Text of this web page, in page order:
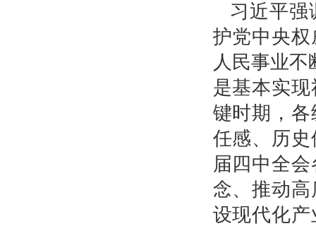
习近平强
护党中央
人民事业不
是基本实
键时期，
任感、历
届四中全
念、推动
设现代化